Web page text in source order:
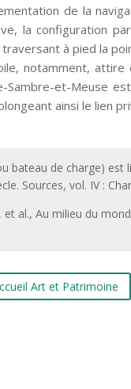
de la
la configuration
à pied la
notamment, attire
et-Meuse
ainsi le lien
bateau de charge) est
Sources, vol. IV :
al., Au milieu du
Art et Patrimoine